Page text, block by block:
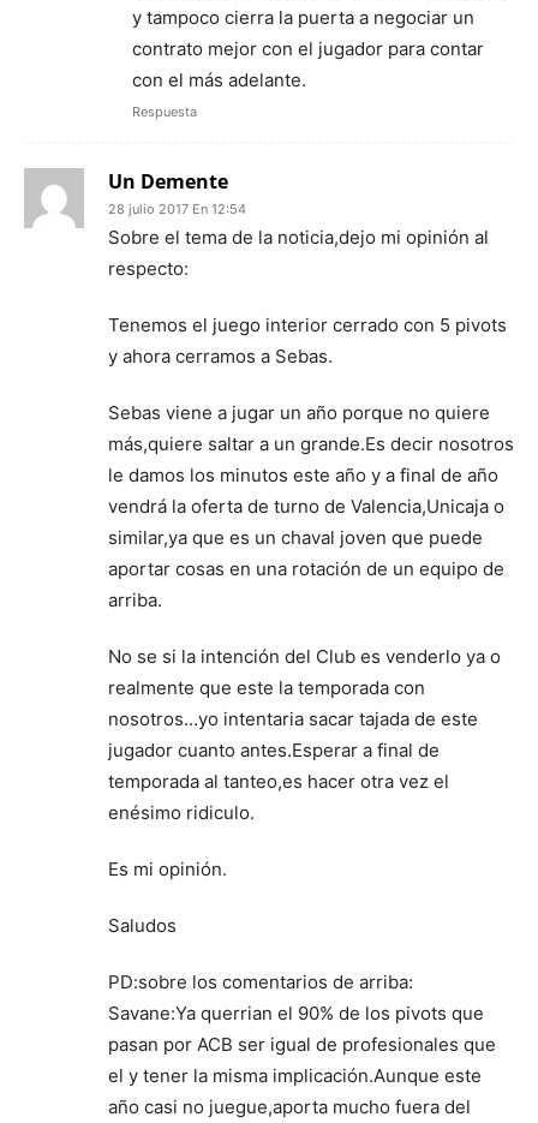
y tampoco cierra la puerta a negociar un
contrato mejor con el jugador para contar
con el más adelante.
Respuesta
Un Demente
28 julio 2017 En 12:54
Sobre el tema de la noticia,dejo mi opinión al
respecto:
Tenemos el juego interior cerrado con 5 pivots
y ahora cerramos a Sebas.
Sebas viene a jugar un año porque no quiere
más,quiere saltar a un grande.Es decir nosotros
le damos los minutos este año y a final de año
vendrá la oferta de turno de Valencia,Unicaja o
similar,ya que es un chaval joven que puede
aportar cosas en una rotación de un equipo de
arriba.
No se si la intención del Club es venderlo ya o
realmente que este la temporada con
nosotros…yo intentaria sacar tajada de este
jugador cuanto antes.Esperar a final de
temporada al tanteo,es hacer otra vez el
enésimo ridiculo.
Es mi opinión.
Saludos
PD:sobre los comentarios de arriba:
Savane:Ya querrian el 90% de los pivots que
pasan por ACB ser igual de profesionales que
el y tener la misma implicación.Aunque este
año casi no juegue,aporta mucho fuera del